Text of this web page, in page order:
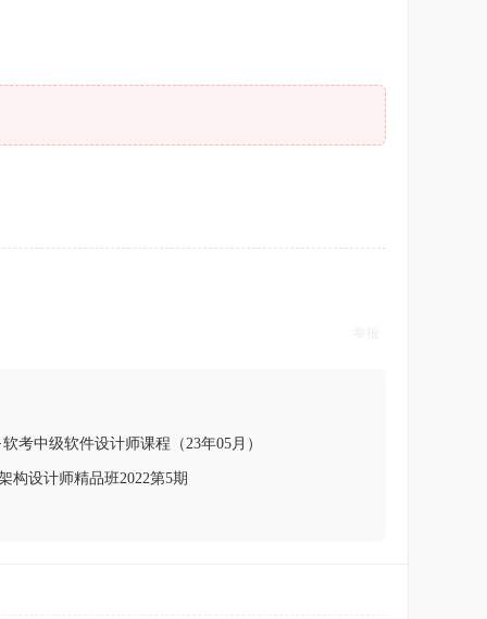
考中级软件设计师课程（23年05月）
构设计师精品班2022第5期